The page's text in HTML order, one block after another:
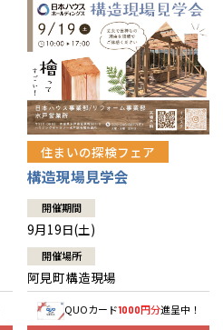
住まいの探検フェア
構造現場見学会
開催期間
9月19日(土)
開催場所
阿見町構造現場
QUOカード1000円分進呈中！